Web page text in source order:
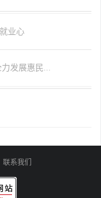
业心
发展惠民...
联系我们